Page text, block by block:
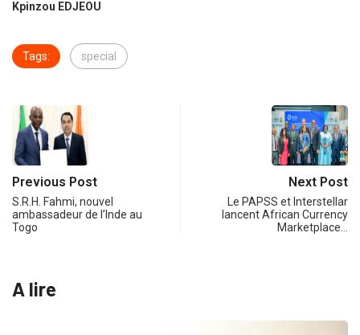
Kpinzou EDJEOU
Tags: special
Previous Post
S.R.H. Fahmi, nouvel
ambassadeur de l’Inde au
Togo
Next Post
Le PAPSS et Interstellar
lancent African Currency
Marketplace…
A lire